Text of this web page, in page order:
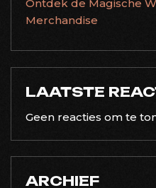
Ontdek de Magische
Merchandise
LAATSTE
Geen reacties om te
ARCHIEF